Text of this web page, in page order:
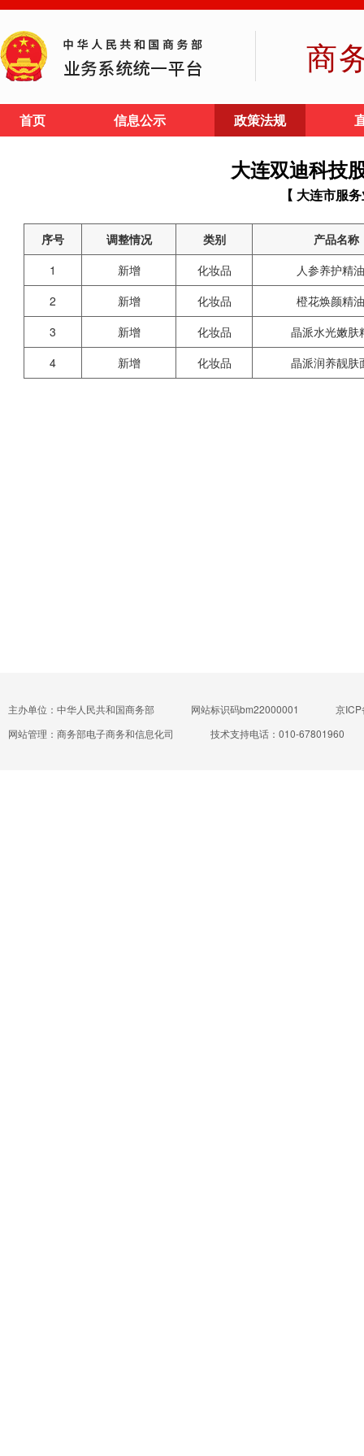
商
首页 信息公示 政策法规
大连双迪科技
【 大连市服
序号 调整情况 类别
产品名称
1
新增 化妆品
人参养护精
2
新增 化妆品
橙花焕颜精
3
新增 化妆品
晶派水光嫩肤
4
新增 化妆品 晶派润养靓肤
主办单位：中华人民共和国商务部 网站标识码bm22000001
京
网站管理：商务部电子商务和信息化司
技术支持电话：010-67801960